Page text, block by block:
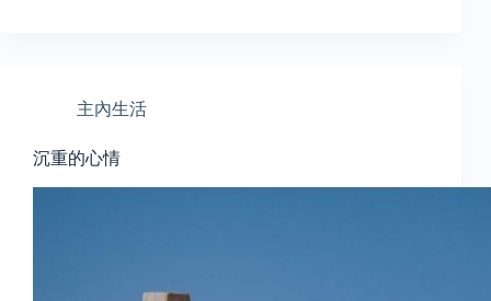
主內生活
沉重的心情